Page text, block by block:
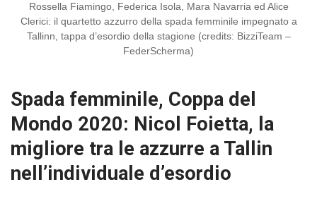
Rossella Fiamingo, Federica Isola, Mara Navarria ed Alice
Clerici: il quartetto azzurro della spada femminile impegnato a
Tallinn, tappa d’esordio della stagione (credits: BizziTeam –
FederScherma)
Spada femminile, Coppa del
Mondo 2020: Nicol Foietta, la
migliore tra le azzurre a Tallin
nell’individuale d’esordio